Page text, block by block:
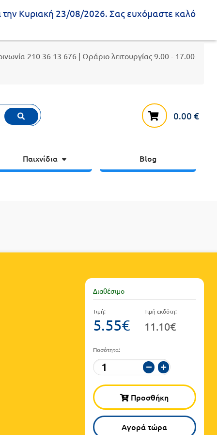
Κυριακή 23/08/2026. Σας ευχόμαστε καλό
210 36 13 676| Ωράριο λειτουργίας 9.00 - 17.00
0.00 €
Παιχνίδια Blog
Διαθέσιμο
Τιμή:
5.55€
Τιμή εκδότη:
11.10€
Ποσότητα:
Προσθήκη
Αγορά τώρα